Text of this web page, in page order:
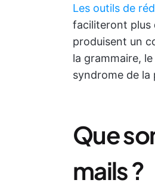
Les outils de
faciliteront plus
produisent un
la grammaire,
syndrome de la
Que
mails ?